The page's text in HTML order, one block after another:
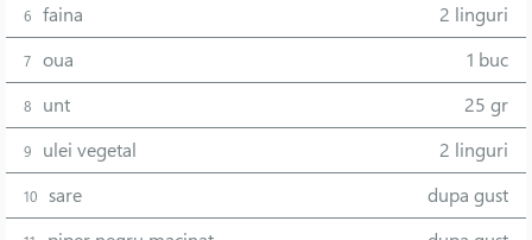
6 faina 2 linguri
7 oua 1 buc
8 unt 25 gr
9 ulei vegetal 2 linguri
10 sare dupa gust